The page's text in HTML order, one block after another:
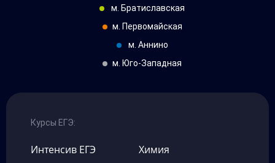
м. Братиславская
м. Первомайская
м. Аннино
м. Юго-Западная
Курсы ЕГЭ:
Интенсив ЕГЭ
Химия